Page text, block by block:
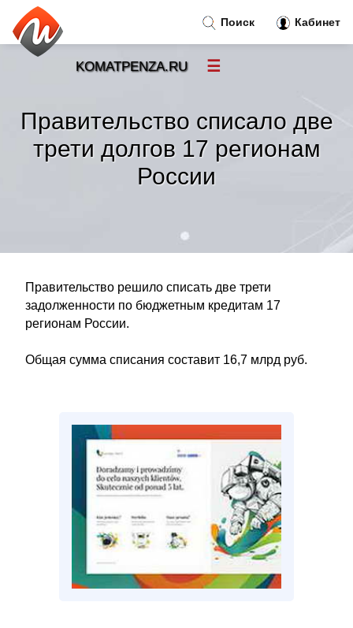
Правительство списало две
трети долгов 17 регионам
России
Правительство решило списать две трети
задолженности по бюджетным кредитам 17
регионам России.
Общая сумма списания составит 16,7 млрд руб.
Поиск Кабинет
KOMATPENZA.RU ☰
Новости»
Тренды новостей »